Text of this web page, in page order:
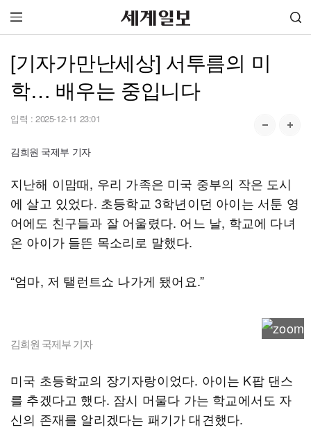
[기자가만난세상] 서투름의 미
학… 배우는 중입니다
입력 : 2025-12-11 23:01
김희원 국제부 기자
지난해 이맘때, 우리 가족은 미국 중부의 작은 도시
에 살고 있었다. 초등학교 3학년이던 아이는 서툰 영
어에도 친구들과 잘 어울렸다. 어느 날, 학교에 다녀
온 아이가 들뜬 목소리로 말했다.
“엄마, 저 탤런트쇼 나가게 됐어요.”
김희원 국제부 기자
미국 초등학교의 장기자랑이었다. 아이는 K팝 댄스
를 추겠다고 했다. 잠시 머물다 가는 학교에서도 자
신의 존재를 알리겠다는 패기가 대견했다.